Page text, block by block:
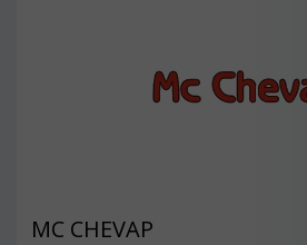
MC CHEVAP